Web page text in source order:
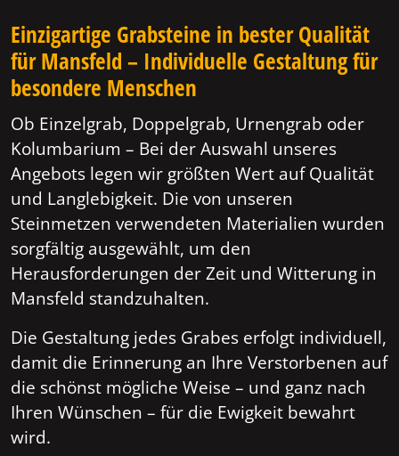
Einzigartige Grabsteine in bester Qualität
für Mansfeld – Individuelle Gestaltung für
besondere Menschen
Ob Einzelgrab, Doppelgrab, Urnengrab oder
Kolumbarium – Bei der Auswahl unseres
Angebots legen wir größten Wert auf Qualität
und Langlebigkeit. Die von unseren
Steinmetzen verwendeten Materialien wurden
sorgfältig ausgewählt, um den
Herausforderungen der Zeit und Witterung in
Mansfeld standzuhalten.
Die Gestaltung jedes Grabes erfolgt individuell,
damit die Erinnerung an Ihre Verstorbenen auf
die schönst mögliche Weise – und ganz nach
Ihren Wünschen – für die Ewigkeit bewahrt
wird.